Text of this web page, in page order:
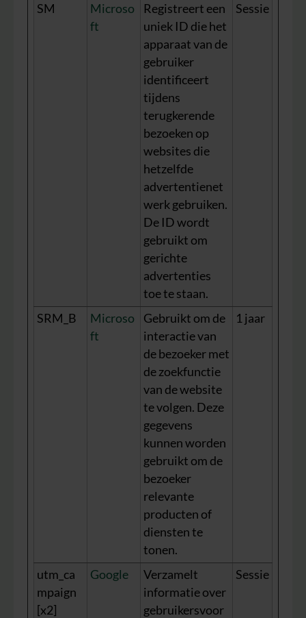
SM
Microso
ft
Registreert een
uniek ID die het
apparaat van de
gebruiker
identificeert
tijdens
terugkerende
bezoeken op
websites die
hetzelfde
advertentienet
werk gebruiken.
De ID wordt
gebruikt om
gerichte
advertenties
toe te staan.
Sessie
SRM_B
Microso
ft
Gebruikt om de
interactie van
de bezoeker met
de zoekfunctie
van de website
te volgen. Deze
gegevens
kunnen worden
gebruikt om de
bezoeker
relevante
producten of
diensten te
tonen.
1 jaar
utm_ca
mpaign
[x2]
Google
Verzamelt
informatie over
gebruikersvoor
Sessie